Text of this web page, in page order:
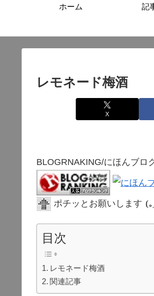
ホーム 記
レモネード梅酒
X
BLOGRNAKING/にほんブロ
ポチッとお願いします
目次
レモネード梅酒
関連記事